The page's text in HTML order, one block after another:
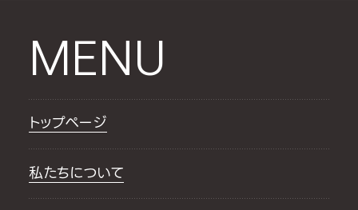
MENU
トップページ
私たちについて